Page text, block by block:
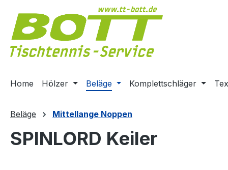
Hauptinhalt springen
Zur Suche springen
Zur Hauptnavigation springen
Home Hölzer Beläge Komplettschläger
Beläge Mittellange Noppen
SPINLORD Keiler